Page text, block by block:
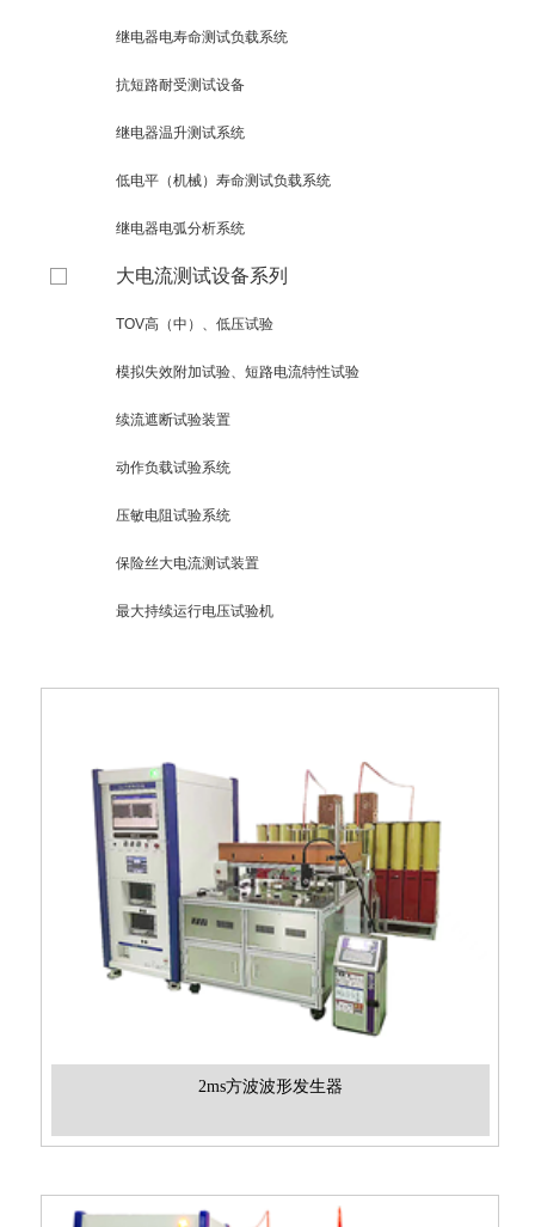
继电器电寿命测试负载系统
抗短路耐受测试设备
继电器温升测试系统
低电平（机械）寿命测试负载系统
继电器电弧分析系统
大电流测试设备系列
TOV高（中）、低压试验
模拟失效附加试验、短路电流特性试验
续流遮断试验装置
动作负载试验系统
压敏电阻试验系统
保险丝大电流测试装置
最大持续运行电压试验机
2ms方波波形发生器